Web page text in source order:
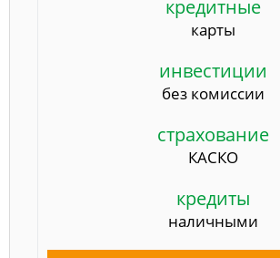
кредитные
карты
инвестиции
без комиссии
страхование
КАСКО
кредиты
наличными